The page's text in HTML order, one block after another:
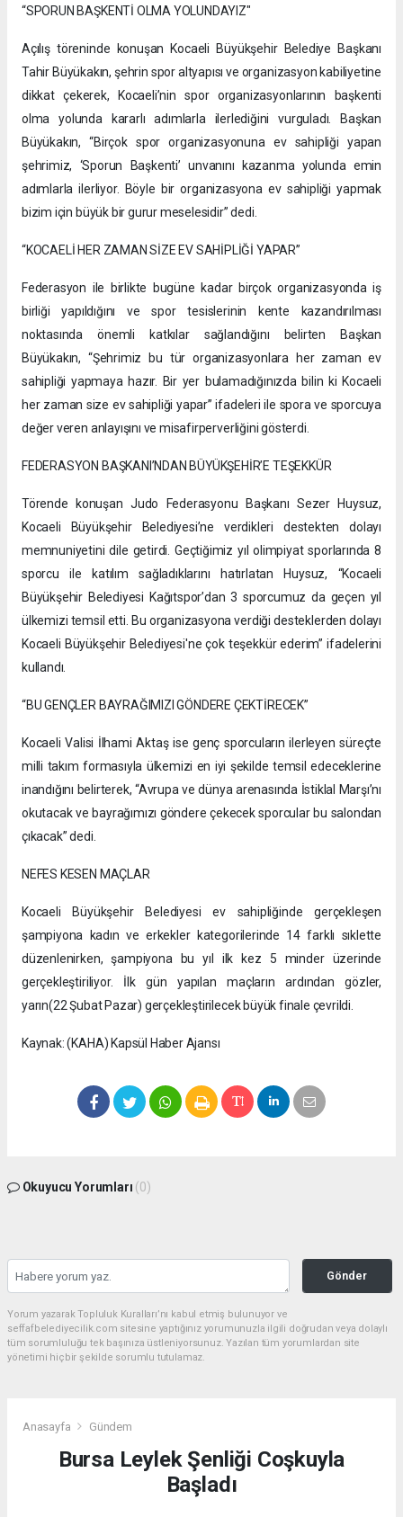
“SPORUN BAŞKENTİ OLMA YOLUNDAYIZ"
Açılış töreninde konuşan Kocaeli Büyükşehir Belediye Başkanı
Tahir Büyükakın, şehrin spor altyapısı ve organizasyon kabiliyetine
dikkat çekerek, Kocaeli’nin spor organizasyonlarının başkenti
olma yolunda kararlı adımlarla ilerlediğini vurguladı. Başkan
Büyükakın, “Birçok spor organizasyonuna ev sahipliği yapan
şehrimiz, ‘Sporun Başkenti’ unvanını kazanma yolunda emin
adımlarla ilerliyor. Böyle bir organizasyona ev sahipliği yapmak
bizim için büyük bir gurur meselesidir” dedi.
“KOCAELİ HER ZAMAN SİZE EV SAHİPLİĞİ YAPAR”
Federasyon ile birlikte bugüne kadar birçok organizasyonda iş
birliği yapıldığını ve spor tesislerinin kente kazandırılması
noktasında önemli katkılar sağlandığını belirten Başkan
Büyükakın, “Şehrimiz bu tür organizasyonlara her zaman ev
sahipliği yapmaya hazır. Bir yer bulamadığınızda bilin ki Kocaeli
her zaman size ev sahipliği yapar” ifadeleri ile spora ve sporcuya
değer veren anlayışını ve misafirperverliğini gösterdi.
FEDERASYON BAŞKANI’NDAN BÜYÜKŞEHİR’E TEŞEKKÜR
Törende konuşan Judo Federasyonu Başkanı Sezer Huysuz,
Kocaeli Büyükşehir Belediyesi’ne verdikleri destekten dolayı
memnuniyetini dile getirdi. Geçtiğimiz yıl olimpiyat sporlarında 8
sporcu ile katılım sağladıklarını hatırlatan Huysuz, “Kocaeli
Büyükşehir Belediyesi Kağıtspor’dan 3 sporcumuz da geçen yıl
ülkemizi temsil etti. Bu organizasyona verdiği desteklerden dolayı
Kocaeli Büyükşehir Belediyesi'ne çok teşekkür ederim” ifadelerini
kullandı.
“BU GENÇLER BAYRAĞIMIZI GÖNDERE ÇEKTİRECEK”
Kocaeli Valisi İlhami Aktaş ise genç sporcuların ilerleyen süreçte
milli takım formasıyla ülkemizi en iyi şekilde temsil edeceklerine
inandığını belirterek, “Avrupa ve dünya arenasında İstiklal Marşı’nı
okutacak ve bayrağımızı göndere çekecek sporcular bu salondan
çıkacak” dedi.
NEFES KESEN MAÇLAR
Kocaeli Büyükşehir Belediyesi ev sahipliğinde gerçekleşen
şampiyona kadın ve erkekler kategorilerinde 14 farklı sıklette
düzenlenirken, şampiyona bu yıl ilk kez 5 minder üzerinde
gerçekleştiriliyor. İlk gün yapılan maçların ardından gözler,
yarın(22 Şubat Pazar) gerçekleştirilecek büyük finale çevrildi.
Kaynak: (KAHA) Kapsül Haber Ajansı
Okuyucu Yorumları (0)
Gönder
Yorum yazarak Topluluk Kuralları’nı kabul etmiş bulunuyor ve
seffafbelediyecilik.com sitesine yaptığınız yorumunuzla ilgili doğrudan veya dolaylı
tüm sorumluluğu tek başınıza üstleniyorsunuz. Yazılan tüm yorumlardan site
yönetimi hiçbir şekilde sorumlu tutulamaz.
Anasayfa Gündem
Bursa Leylek Şenliği Coşkuyla
Başladı